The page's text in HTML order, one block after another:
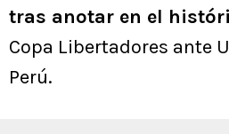
tras anotar en el
Copa Libertadores ante
Perú.